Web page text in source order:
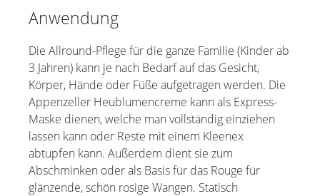
Anwendung
Die Allround-Pflege für die ganze Familie (Kinder ab
3 Jahren) kann je nach Bedarf auf das Gesicht,
Körper, Hände oder Füße aufgetragen werden. Die
Appenzeller Heublumencreme kann als Express-
Maske dienen, welche man vollständig einziehen
lassen kann oder Reste mit einem Kleenex
abtupfen kann. Außerdem dient sie zum
Abschminken oder als Basis für das Rouge für
glänzende, schön rosige Wangen. Statisch